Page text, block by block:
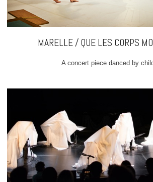
MARELLE / QUE LES CORPS
A concert piece danced by